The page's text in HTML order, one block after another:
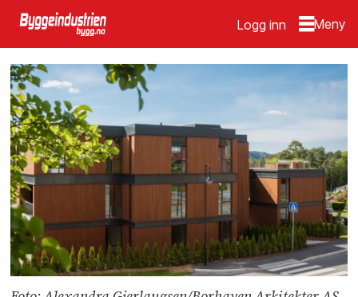
Logg inn